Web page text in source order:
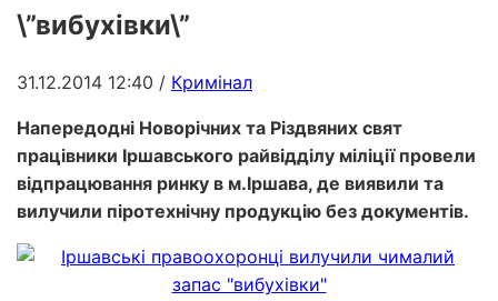
\”вибухівки\”
31.12.2014 12:40 / Кримінал
Напередодні Новорічних та Різдвяних свят
працівники Іршавського райвідділу міліції провели
відпрацювання ринку в м.Іршава, де виявили та
вилучили піротехнічну продукцію без документів.